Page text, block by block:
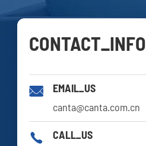
CONTACT_INFO

EMAIL_US
canta@canta.com.cn

CALL_US